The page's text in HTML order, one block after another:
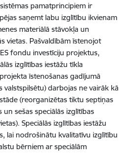
pamatprincipiem ir
saņemt labu izglītību ikvienam
materiālā stāvokļa un
vietas. Pašvaldībām īstenojot
fondu investīciju projektus,
izglītības iestāžu tīkla
īstenošanas gadījumā
valstspilsētu) darbojas ne vairāk kā
(reorganizētas tiktu septiņas
un sešas speciālās izglītības
Speciālās izglītības iestāžu
lai nodrošinātu kvalitatīvu izglītību
bērniem ar speciālām